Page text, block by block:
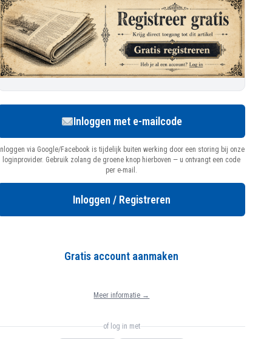
Inloggen met e-mailcode
Inloggen via Google/Facebook is tijdelijk buiten werking door een storing bij onze
loginprovider. Gebruik zolang de groene knop hierboven — u ontvangt een code
per e-mail.
Inloggen / Registreren
Gratis account aanmaken
Meer informatie →
of log in met